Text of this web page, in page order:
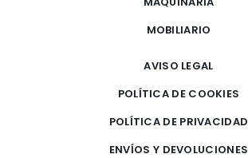
MOBILIARIO
AVISO LEGAL
POLÍTICA DE COOKIES
POLÍTICA DE PRIVACIDAD
ENVÍOS Y DEVOLUCIONES